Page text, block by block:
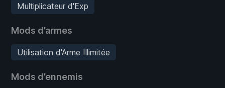
Multiplicateur d'Exp
Mods d’armes
Utilisation d'Arme Illimitée
Mods d’ennemis